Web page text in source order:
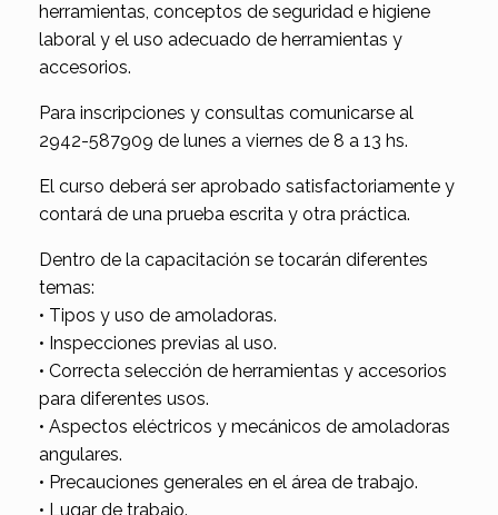
herramientas, conceptos de seguridad e higiene
laboral y el uso adecuado de herramientas y
accesorios.
Para inscripciones y consultas comunicarse al
2942-587909 de lunes a viernes de 8 a 13 hs.
El curso deberá ser aprobado satisfactoriamente y
contará de una prueba escrita y otra práctica.
Dentro de la capacitación se tocarán diferentes
temas:
• Tipos y uso de amoladoras.
• Inspecciones previas al uso.
• Correcta selección de herramientas y accesorios
para diferentes usos.
• Aspectos eléctricos y mecánicos de amoladoras
angulares.
• Precauciones generales en el área de trabajo.
• Lugar de trabajo.